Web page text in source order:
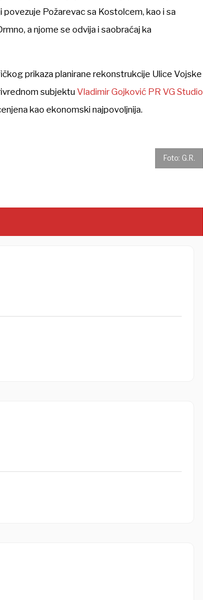
Požarevac sa Kostolcem, kao i sa
a njome se odvija i saobraćaj ka
prikaza planirane rekonstrukcije Ulice Vojske
subjektu Vladimir Gojković PR VG Studio
kao ekonomski najpovoljnija.
Foto: G.R.